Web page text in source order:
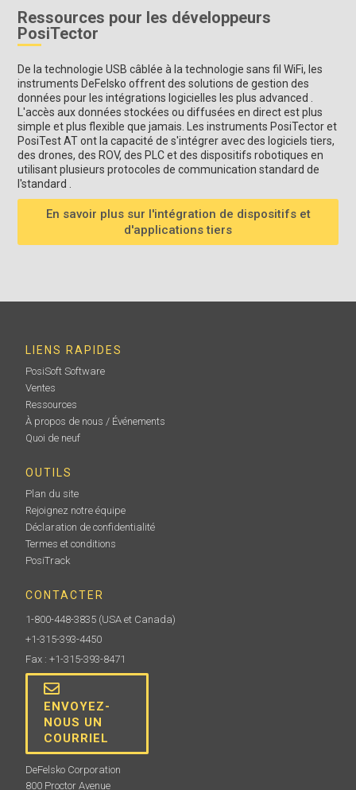
Ressources pour les développeurs
PosiTector
De la technologie USB câblée à la technologie sans fil WiFi, les
instruments DeFelsko offrent des solutions de gestion des
données pour les intégrations logicielles les plus advanced .
L'accès aux données stockées ou diffusées en direct est plus
simple et plus flexible que jamais. Les instruments PosiTector et
PosiTest AT ont la capacité de s'intégrer avec des logiciels tiers,
des drones, des ROV, des PLC et des dispositifs robotiques en
utilisant plusieurs protocoles de communication standard de
l'standard .
En savoir plus sur l'intégration de dispositifs et
d'applications tiers
LIENS RAPIDES
PosiSoft Software
Ventes
Ressources
À propos de nous / Événements
Quoi de neuf
OUTILS
Plan du site
Rejoignez notre équipe
Déclaration de confidentialité
Termes et conditions
PosiTrack
CONTACTER
1-800-448-3835 (USA et Canada)
+1-315-393-4450
Fax : +1-315-393-8471
ENVOYEZ-
NOUS UN
COURRIEL
DeFelsko Corporation
800 Proctor Avenue